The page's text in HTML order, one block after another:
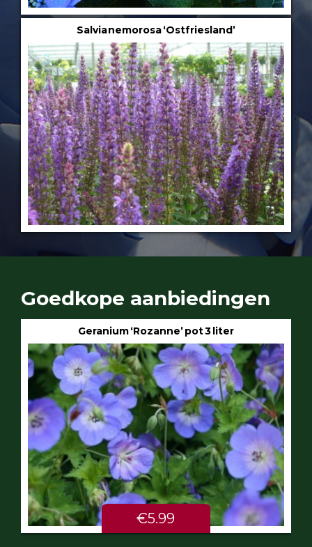
Salvia nemorosa ‘Ostfriesland’
Goedkope aanbiedingen
Geranium ‘Rozanne’ pot 3 liter
€5.99